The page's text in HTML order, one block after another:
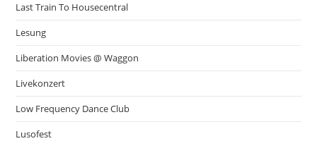
Last Train To Housecentral
Lesung
Liberation Movies @ Waggon
Livekonzert
Low Frequency Dance Club
Lusofest